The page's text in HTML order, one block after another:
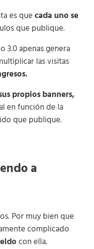
es quecada uno se
que publique.
3.0 apenas genera
las visitas
propios banners,
en función de la
que publique.
a
Por muy bien que
complicado
con ella.